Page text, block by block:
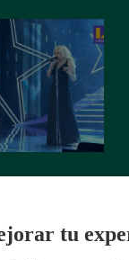
tu